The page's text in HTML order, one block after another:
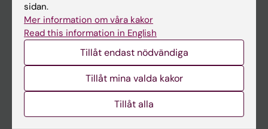
Student på KI
Medarbetarportalen
sidan.
Mer information om våra kakor
Read this information in English
Tillåt endast nödvändiga
Tillåt mina valda kakor
Tillåt alla